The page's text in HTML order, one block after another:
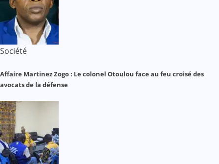
Société
Affaire Martinez Zogo : Le colonel Otoulou face au feu croisé des
avocats de la défense